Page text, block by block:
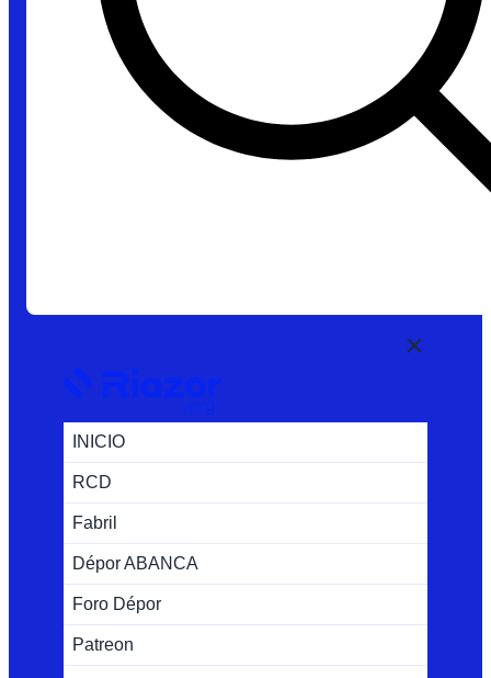
INICIO
RCD
Fabril
Dépor ABANCA
Foro Dépor
Patreon